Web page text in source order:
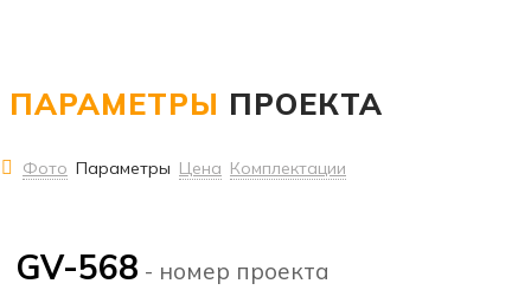
ПАРАМЕТРЫ ПРОЕКТА
Фото Параметры Цена Комплектации
GV-568 - номер проекта